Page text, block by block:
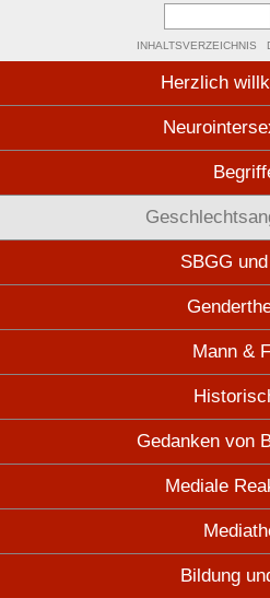
INHALTSVERZEICHNIS
Herzlich
SBGG
Mann &
Gedanken von
Mediale
Bildung